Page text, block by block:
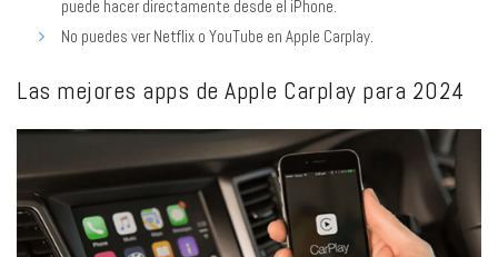
puede hacer directamente desde el iPhone.
No puedes ver Netflix o YouTube en Apple Carplay.
Las mejores apps de Apple Carplay para 2024